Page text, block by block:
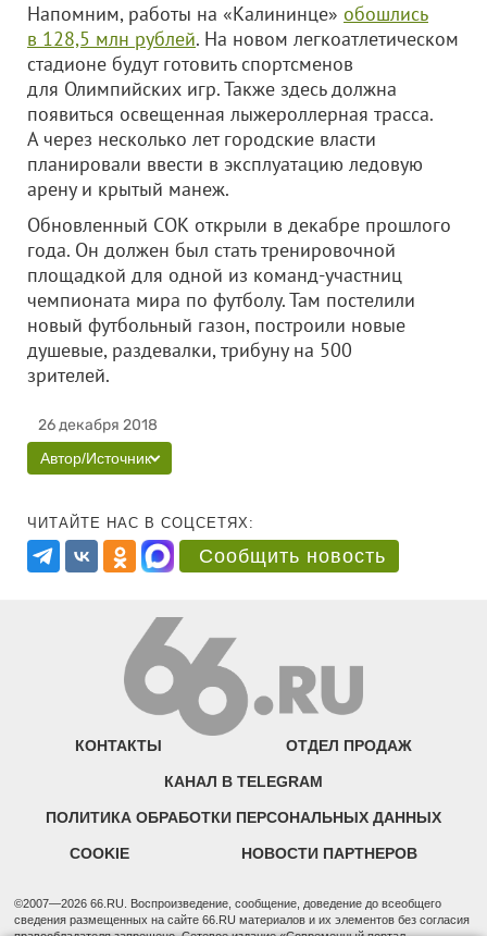
Напомним, работы на «Калининце» обошлись
в 128,5 млн рублей. На новом легкоатлетическом
стадионе будут готовить спортсменов
для Олимпийских игр. Также здесь должна
появиться освещенная лыжероллерная трасса.
А через несколько лет городские власти
планировали ввести в эксплуатацию ледовую
арену и крытый манеж.
Обновленный СОК открыли в декабре прошлого
года. Он должен был стать тренировочной
площадкой для одной из команд-участниц
чемпионата мира по футболу. Там постелили
новый футбольный газон, построили новые
душевые, раздевалки, трибуну на 500
зрителей.
26 декабря 2018
Автор/Источник
ЧИТАЙТЕ НАС В СОЦСЕТЯХ:
Сообщить новость
КОНТАКТЫ ОТДЕЛ ПРОДАЖ
КАНАЛ В TELEGRAM
ПОЛИТИКА ОБРАБОТКИ ПЕРСОНАЛЬНЫХ ДАННЫХ
COOKIE НОВОСТИ ПАРТНЕРОВ
©2007—2026 66.RU. Воспроизведение, сообщение, доведение до всеобщего
сведения размещенных на сайте 66.RU материалов и их элементов без согласия